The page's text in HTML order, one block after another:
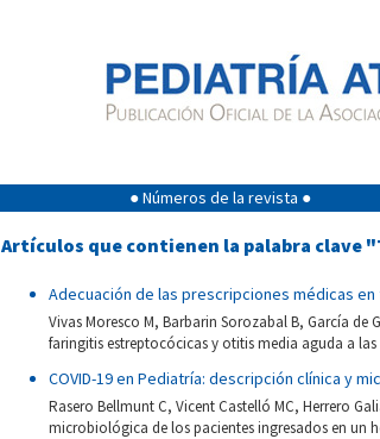
● Números de la revista ●
Artículos que contienen la palabra clave
Adecuación de las prescripciones médicas
Vivas Moresco M, Barbarin Sorozabal B, García de
faringitis estreptocócicas y otitis media aguda a las
COVID-19 en Pediatría: descripción clínica y
Rasero Bellmunt C, Vicent Castelló MC, Herrero
microbiológica de los pacientes ingresados en un